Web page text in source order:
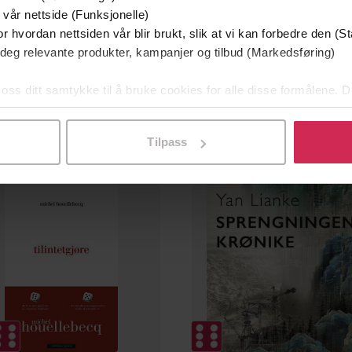
nettside (Funksjonelle)
hvordan nettsiden vår blir brukt, slik at vi kan forbedre den
relevante produkter, kampanjer og tilbud (Markedsføring)
ditt samtykke til å bruke cookies for alle disse formålene.
ved å klikke på «Tilpass». Du kan når som helst trekke
Tilpass
249,-
Slaveporten
EBOK
399,-
Etterfølgeren
LYDBOK